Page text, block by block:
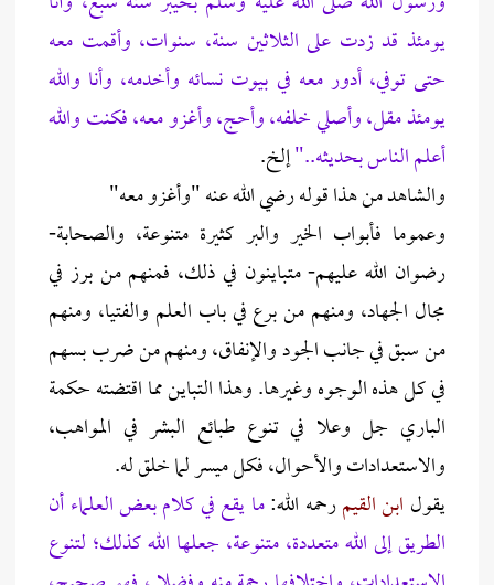
يومئذ قد زدت على الثلاثين سنة، سنوات، وأقمت معه
حتى توفي، أدور معه في بيوت نسائه وأخدمه، وأنا والله
يومئذ مقل، وأصلي خلفه، وأحج، وأغزو معه، فكنت والله
أعلم الناس بحديثه.."إلخ.
والشاهد من هذا قوله رضي الله عنه "وأغزو معه"
وعموما فأبواب الخير والبر كثيرة متنوعة، والصحابة-
رضوان الله عليهم- متباينون في ذلك، فمنهم من برز في
مجال الجهاد، ومنهم من برع في باب العلم والفتيا، ومنهم
من سبق في جانب الجود والإنفاق، ومنهم من ضرب بسهم
في كل هذه الوجوه وغيرها. وهذا التباين مما اقتضته حكمة
الباري جل وعلا في تنوع طبائع البشر في المواهب،
والاستعدادات والأحوال، فكل ميسر لما خلق له.
يقول ابن القيمرحمه الله:ما يقع في كلام بعض العلماء أن
الطريق إلى الله متعددة، متنوعة، جعلها الله كذلك؛ لتنوع